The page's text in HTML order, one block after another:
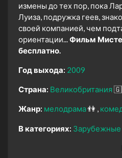
измены до тех пор, пока
Луиза, подружка геев,
своей компанией, чем
ориентации...Фильм
бесплатно.
Год выхода: 2009
Страна: Великобритания
Жанр: мелодрама👫
В категориях: